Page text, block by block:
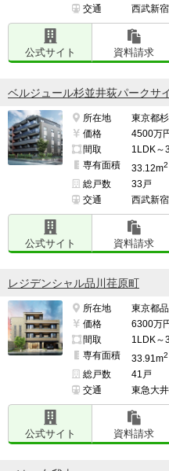
交通
西武新
公式サイト 資料請求
ベルジュール杉並井荻パークサ
所在地
東京都
価格
4500万
間取
1LDK～
専有面積
33.12m2
総戸数
33戸
交通
西武新
公式サイト 資料請求
レジデンシャル品川荏原町
所在地
東京都
価格
6300万
間取
1LDK～
専有面積
33.91m2
総戸数
41戸
交通
東急大
公式サイト 資料請求